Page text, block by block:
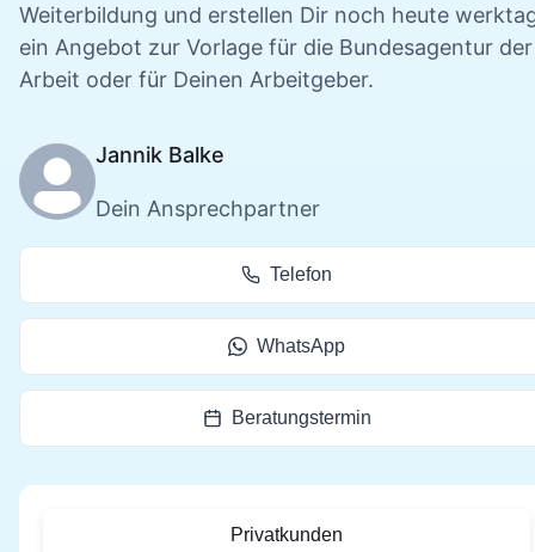
Weiterbildung und erstellen Dir noch heute
ein Angebot zur Vorlage für die Bundesagentur der
Arbeit oder für Deinen Arbeitgeber.
Jannik Balke
Dein Ansprechpartner
Telefon
WhatsApp
Beratungstermin
Privatkunden